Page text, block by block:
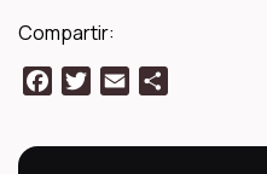
Compartir:
FacebookTwitter
Email